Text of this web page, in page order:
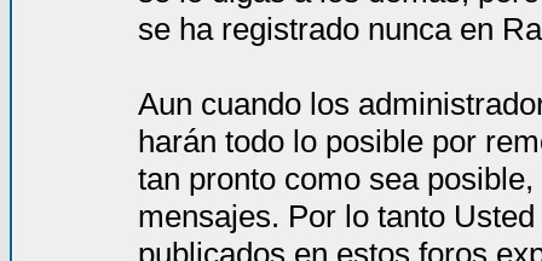
se ha registrado nunca en
Aun cuando los
harán todo lo posible por
tan pronto como sea
mensajes. Por lo tanto
publicados en estos foros